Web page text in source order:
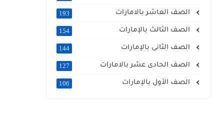
الصف العاشر بالامارات 193
الصف الثالث بالإمارات 154
الصف الثانى بالإمارات 144
الصف الحادى عشر بالامارات 127
الصف الأول بالإمارات 106